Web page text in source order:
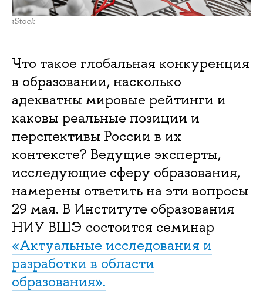
iStock
Что такое глобальная конкуренция
в образовании, насколько
адекватны мировые рейтинги и
каковы реальные позиции и
перспективы России в их
контексте? Ведущие эксперты,
исследующие сферу образования,
намерены ответить на эти вопросы
29 мая. В Институте образования
НИУ ВШЭ состоится семинар
«Актуальные исследования и
разработки в области
образования».